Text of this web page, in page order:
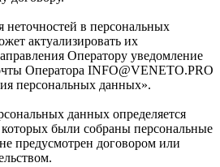
неточностей в персональных
актуализировать их
Оператору уведомление
Оператора INFO@VENETO.PRO
персональных данных».
данных определяется
были собраны персональные
предусмотрен договором или